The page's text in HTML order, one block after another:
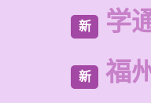
新 学
新 福